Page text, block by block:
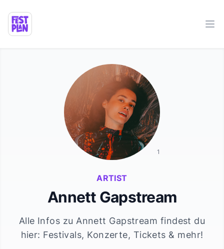
ARTIST
Annett Gapstream
Alle Infos zu Annett Gapstream findest du
hier: Festivals, Konzerte, Tickets & mehr!
1